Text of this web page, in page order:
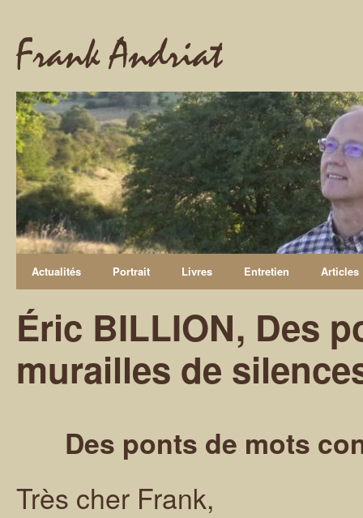
Frank Andriat
Actualités Portrait Livres Entretien Articles
Éric BILLION, Des
murailles de
Des ponts de mots
Très cher Frank,